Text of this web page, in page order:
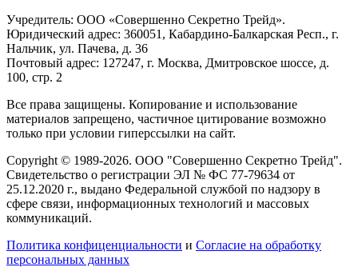
Учредитель: ООО «Совершенно Секретно Трейд».
Юридический адрес: 360051, Кабардино-Балкарская Респ., г.
Нальчик, ул. Пачева, д. 36
Почтовый адрес: 127247, г. Москва, Дмитровское шоссе, д.
100, стр. 2
Все права защищены. Копирование и использование
материалов запрещено, частичное цитирование возможно
только при условии гиперссылки на сайт.
Copyright © 1989-2026. ООО "Совершенно Секретно Трейд".
Свидетельство о регистрации ЭЛ № ФС 77-79634 от
25.12.2020 г., выдано Федеральной службой по надзору в
сфере связи, информационных технологий и массовых
коммуникаций.
Политика конфиценциальности и Согласие на обработку
персональных данных